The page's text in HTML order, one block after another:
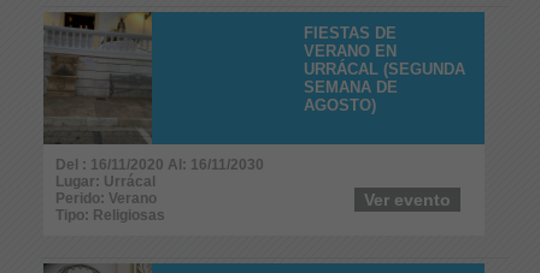
FIESTAS DE
VERANO EN
URRÁCAL (SEGUNDA
SEMANA DE
AGOSTO)
Del : 16/11/2020 Al: 16/11/2030
Lugar: Urrácal
Perido: Verano
Tipo: Religiosas
Ver evento